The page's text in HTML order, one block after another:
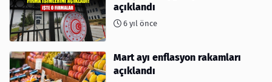
açıklandı
6 yıl önce
Mart ayı enflasyon rakamları
açıklandı